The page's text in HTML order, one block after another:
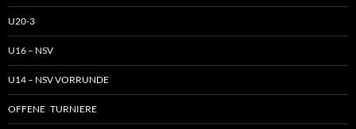
U20-3
U16 – NSV
U14 – NSV VORRUNDE
OFFENE TURNIERE